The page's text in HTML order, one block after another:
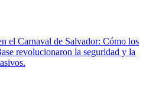
el Carnaval de Salvador: Cómo los
revolucionaron la seguridad y la